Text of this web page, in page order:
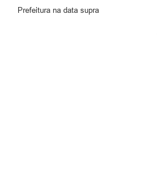
Prefeitura na data supra